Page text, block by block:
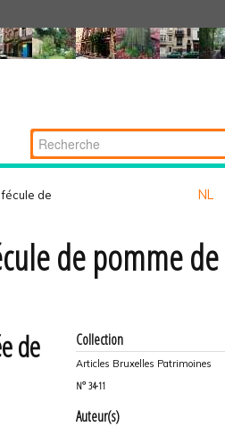
Chercher par
Recherche
de
NL
de pomme de
de
Collection
Articles Bruxelles Patrimoines
N° 34-11
Auteur(s)